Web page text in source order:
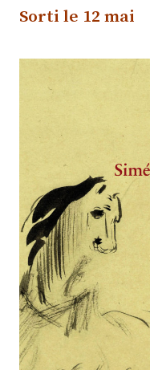
Sorti le 12 mai